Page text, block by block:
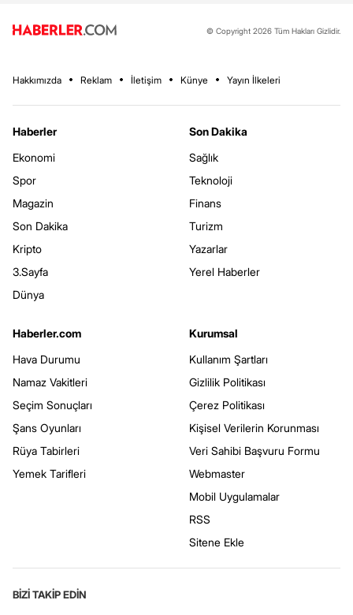
© Copyright 2026 Tüm Hakları Gizlidir.
Hakkımızda Reklam İletişim Künye Yayın İlkeleri
Haberler
Ekonomi
Spor
Magazin
Son Dakika
Kripto
3.Sayfa
Dünya
Son Dakika
Sağlık
Teknoloji
Finans
Turizm
Yazarlar
Yerel Haberler
Haberler.com
Hava Durumu
Namaz Vakitleri
Seçim Sonuçları
Şans Oyunları
Rüya Tabirleri
Yemek Tarifleri
Kurumsal
Kullanım Şartları
Gizlilik Politikası
Çerez Politikası
Kişisel Verilerin Korunması
Veri Sahibi Başvuru Formu
Webmaster
Mobil Uygulamalar
RSS
Sitene Ekle
BİZİ TAKİP EDİN